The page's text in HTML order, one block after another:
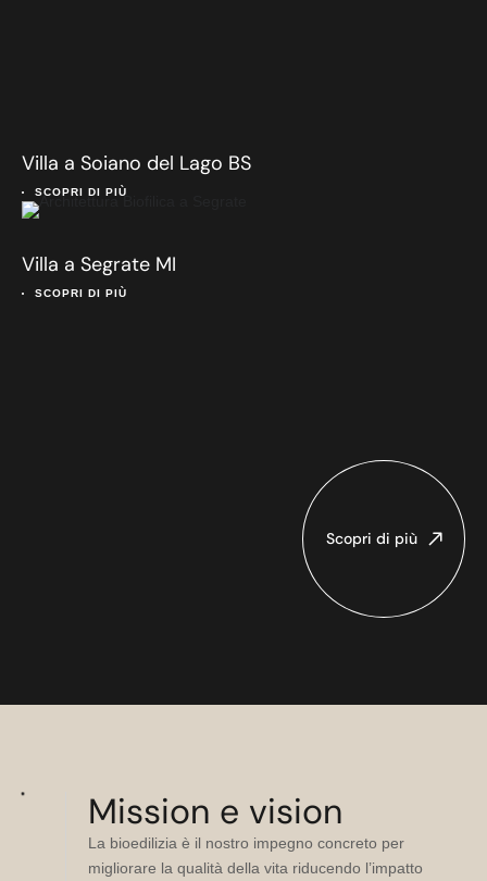
Villa a Soiano del Lago BS
SCOPRI DI PIÙ
Villa a Segrate MI
SCOPRI DI PIÙ
Scopri di più
Mission e vision
La bioedilizia è il nostro impegno concreto per
migliorare la qualità della vita riducendo l’impatto